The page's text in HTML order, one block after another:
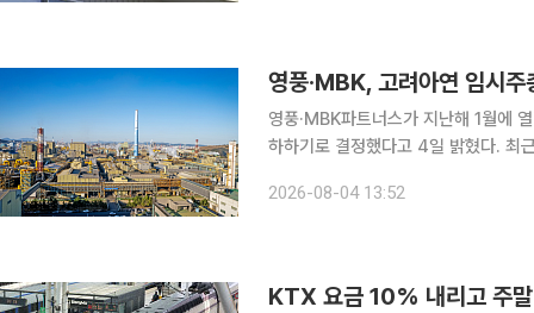
영풍·MBK, 고려아연 임시
영풍·MBK파트너스가 지난해 1월에
하하기로 결정했다고 4일 밝혔다. 최근 영풍·MBK파트너스는 당초 이 사건 소송을 제기한 목적을
에서의 일괄적인 사건 해결을 위한
2026-08-04 13:52
KTX 요금 10% 내리고 주말